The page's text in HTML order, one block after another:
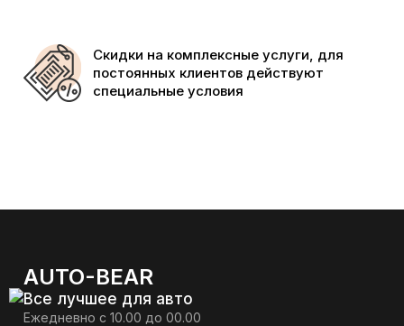
Скидки на комплексные услуги, для
постоянных клиентов действуют
специальные условия
AUTO-BEAR
Все лучшее для авто
Ежедневно с 10.00 до 00.00